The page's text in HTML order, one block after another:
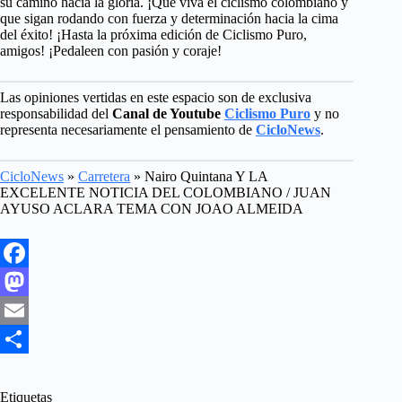
que sigan rodando con fuerza y determinación hacia la cima
del éxito! ¡Hasta la próxima edición de Ciclismo Puro,
amigos! ¡Pedaleen con pasión y coraje!
Las opiniones vertidas en este espacio son de exclusiva
responsabilidad del Canal de Youtube Ciclismo Puro y no
representa necesariamente el pensamiento de CicloNews.
CicloNews » Carretera » Nairo Quintana Y LA
EXCELENTE NOTICIA DEL COLOMBIANO / JUAN
AYUSO ACLARA TEMA CON JOAO ALMEIDA
F
a
c
b
M
a
t
E
a
h
Etiquetas